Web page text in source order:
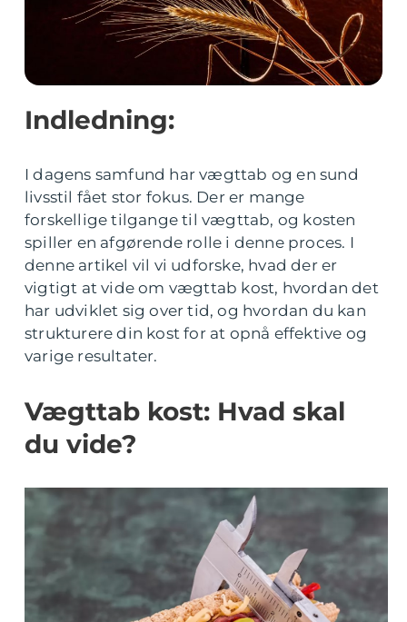
Indledning:
I dagens samfund har vægttab og en sund
livsstil fået stor fokus. Der er mange
forskellige tilgange til vægttab, og kosten
spiller en afgørende rolle i denne proces. I
denne artikel vil vi udforske, hvad der er
vigtigt at vide om vægttab kost, hvordan det
har udviklet sig over tid, og hvordan du kan
strukturere din kost for at opnå effektive og
varige resultater.
Vægttab kost: Hvad skal
du vide?